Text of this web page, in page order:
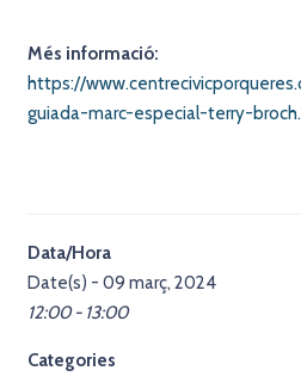
Més informació:
https://
guiada-marc-especial-terry-
Data/Hora
Date(s) - 09 març, 2024
12:00 - 13:00
Categories